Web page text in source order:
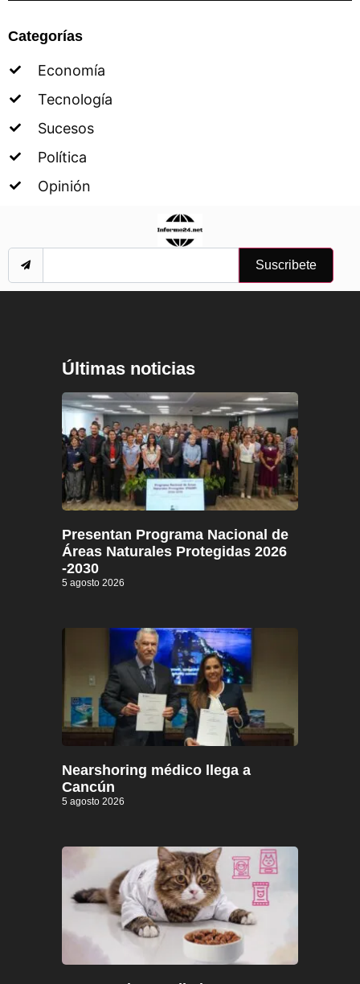
Categorías
Economía
Tecnología
Sucesos
Política
Opinión
Suscribete
Últimas noticias
Presentan Programa Nacional de
Áreas Naturales Protegidas 2026
-2030
5 agosto 2026
Nearshoring médico llega a
Cancún
5 agosto 2026